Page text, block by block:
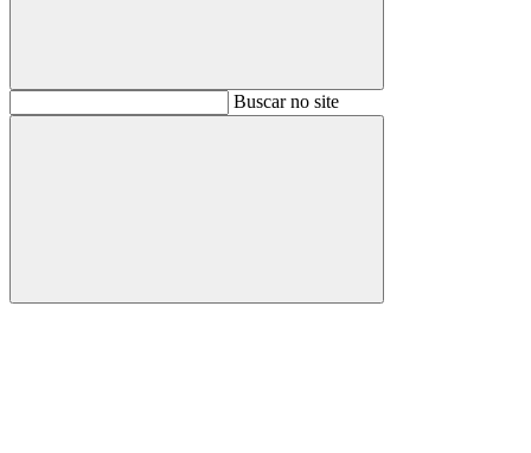
BuscarBuscar no site
Buscar